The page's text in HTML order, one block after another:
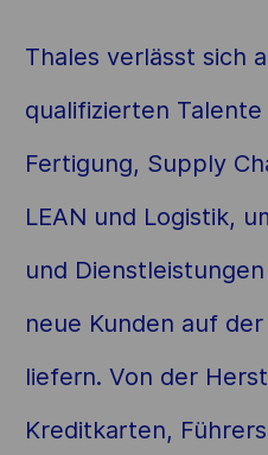
Thales verlässt sich
qualifizierten
Fertigung, Supply
LEAN und Logistik,
und
neue Kunden auf
liefern. Von der
Kreditkarten,